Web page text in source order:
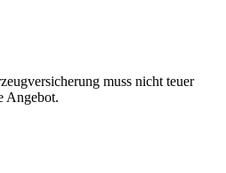
muss nicht teuer
Angebot.